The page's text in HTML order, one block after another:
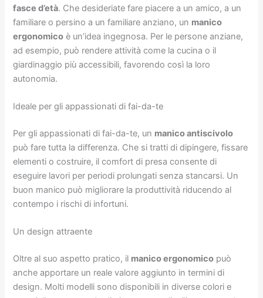
fasce d’età. Che desideriate fare piacere a un amico, a un
familiare o persino a un familiare anziano, un manico
ergonomico è un’idea ingegnosa. Per le persone anziane,
ad esempio, può rendere attività come la cucina o il
giardinaggio più accessibili, favorendo così la loro
autonomia.
Ideale per gli appassionati di fai-da-te
Per gli appassionati di fai-da-te, un manico antiscivolo
può fare tutta la differenza. Che si tratti di dipingere, fissare
elementi o costruire, il comfort di presa consente di
eseguire lavori per periodi prolungati senza stancarsi. Un
buon manico può migliorare la produttività riducendo al
contempo i rischi di infortuni.
Un design attraente
Oltre al suo aspetto pratico, il manico ergonomico può
anche apportare un reale valore aggiunto in termini di
design. Molti modelli sono disponibili in diverse colori e